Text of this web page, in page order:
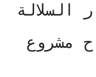
السلالة
مشروع